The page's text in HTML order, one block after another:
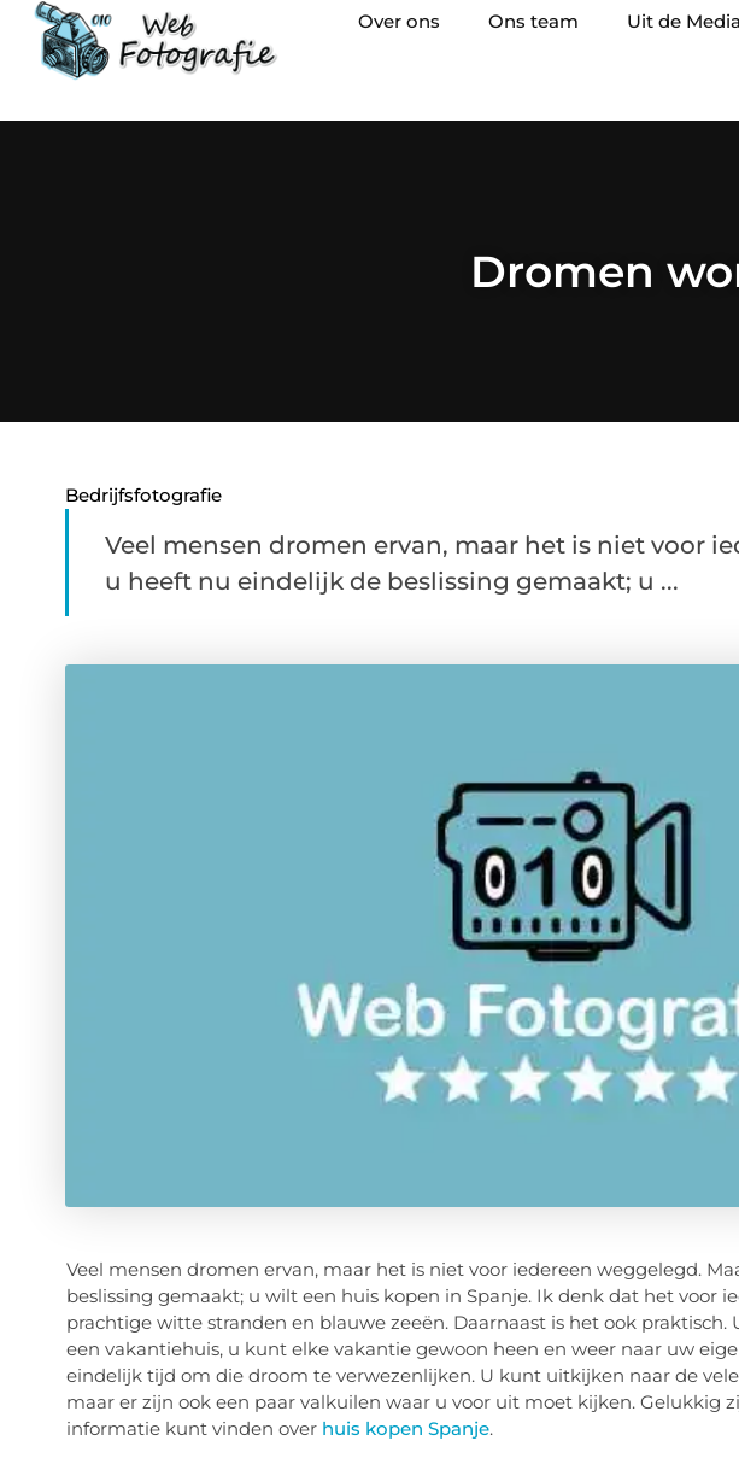
Over ons Ons team Uit de Media
Dromen
Bedrijfsfotografie
Veel mensen dromen ervan, maar het is niet voor
u heeft nu eindelijk de beslissing gemaakt; u ...
Veel mensen dromen ervan, maar het is niet voor iedereen weggelegd.
beslissing gemaakt; u wilt een huis kopen in Spanje. Ik denk dat het voor
prachtige witte stranden en blauwe zeeën. Daarnaast is het ook praktisch.
een vakantiehuis, u kunt elke vakantie gewoon heen en weer naar uw
eindelijk tijd om die droom te verwezenlijken. U kunt uitkijken naar de
maar er zijn ook een paar valkuilen waar u voor uit moet kijken. Gelukkig
informatie kunt vinden over huis kopen Spanje.